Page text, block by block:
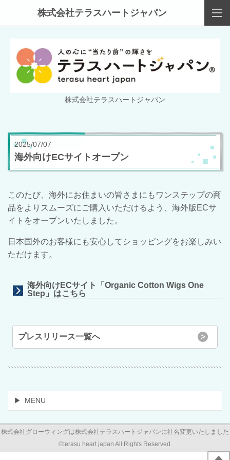
株式会社テラスハートジャパン
株式会社テラスハートジャパン
2025/07/07
海外向けECサイトオープン
このたび、海外にお住まいの皆さまにもワンステップの商
品をよりスムーズにご購入いただけるよう、 海外版ECサ
イトをオープンいたしました。
日本国外のお客様にも安心してショッピングをお楽しみい
ただけます。
海外向けECサイト「Organic Cotton Wigs One
Step」はこちら
プレスリリース一覧へ
MENU
株式会社グローウィングは株式会社テラスハートジャパンに社名変更いたしました
©terasu heart japan All Rights Reserved.